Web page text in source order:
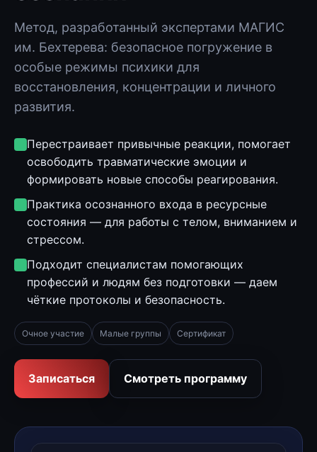
Метод, разработанный экспертами МАГИС
им. Бехтерева: безопасное погружение в
особые режимы психики для
восстановления, концентрации и личного
развития.
Перестраивает привычные реакции, помогает
освободить травматические эмоции и
формировать новые способы реагирования.
Практика осознанного входа в ресурсные
состояния — для работы с телом, вниманием и
стрессом.
Подходит специалистам помогающих
профессий и людям без подготовки — даем
чёткие протоколы и безопасность.
Очное участие Малые группы Сертификат
Записаться Смотреть программу